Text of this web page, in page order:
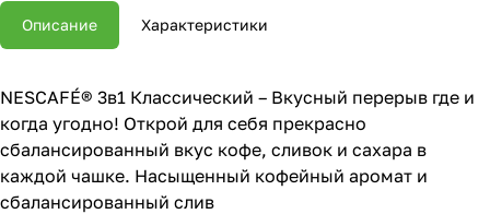
Описание Характеристики
NESCAFÉ® 3в1 Классический – Вкусный перерыв где и
когда угодно! Открой для себя прекрасно
сбалансированный вкус кофе, сливок и сахара в
каждой чашке. Насыщенный кофейный аромат и
сбалансированный слив